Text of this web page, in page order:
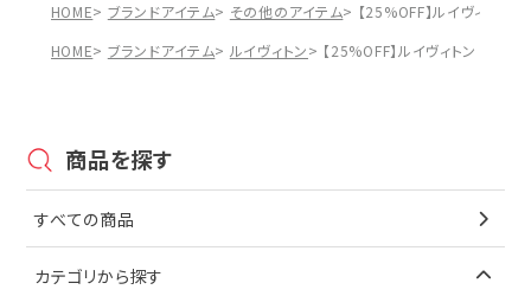
HOME
ブランドアイテム その他のアイテム
【25%OFF】ルイヴィトン
HOME
ブランドアイテム ルイヴィトン 【25%OFF】ルイヴィトン
商品を探す
すべての商品
カテゴリから探す